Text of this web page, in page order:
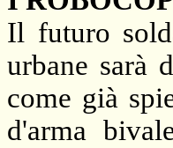
Il futuro
urbane sarà
come già
d'arma